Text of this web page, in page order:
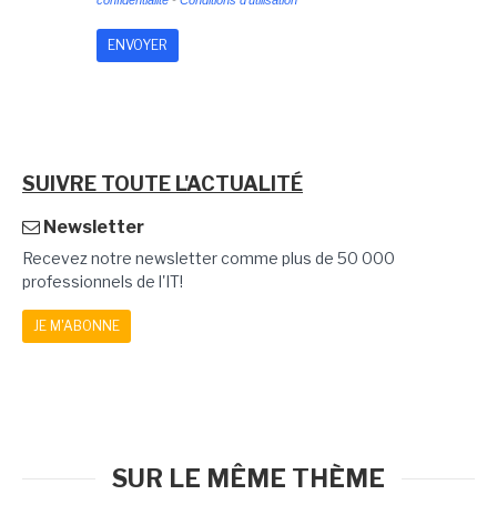
SUIVRE TOUTE L'ACTUALITÉ
Newsletter
Recevez notre newsletter comme plus de 50 000
professionnels de l'IT!
JE M'ABONNE
SUR LE MÊME THÈME